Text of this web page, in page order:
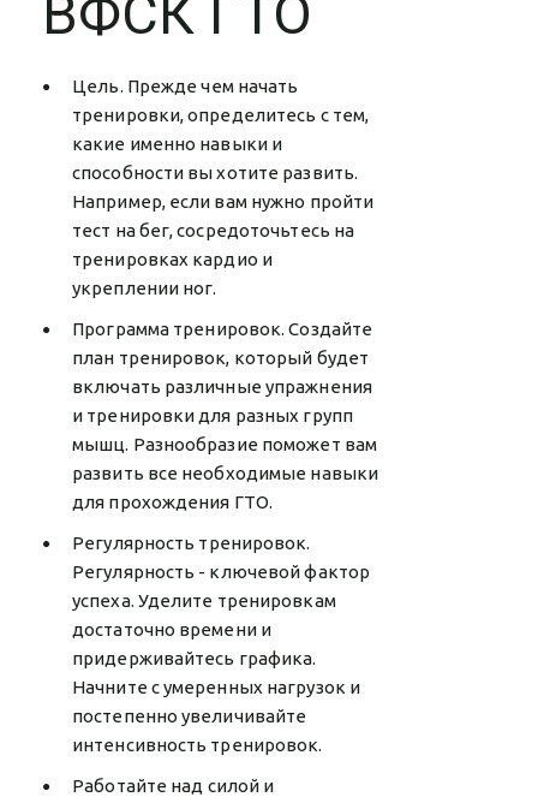
ВФСК ГТО
Цель. Прежде чем начать
тренировки, определитесь с тем,
какие именно навыки и
способности вы хотите развить.
Например, если вам нужно пройти
тест на бег, сосредоточьтесь на
тренировках кардио и
укреплении ног.
Программа тренировок. Создайте
план тренировок, который будет
включать различные упражнения
и тренировки для разных групп
мышц. Разнообразие поможет вам
развить все необходимые навыки
для прохождения ГТО.
Регулярность тренировок.
Регулярность - ключевой фактор
успеха. Уделите тренировкам
достаточно времени и
придерживайтесь графика.
Начните с умеренных нагрузок и
постепенно увеличивайте
интенсивность тренировок.
Работайте над силой и